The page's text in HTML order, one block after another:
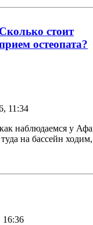
Сколько стоит
остеопата?
11:34
наблюдаемся у
на бассейн
16:36